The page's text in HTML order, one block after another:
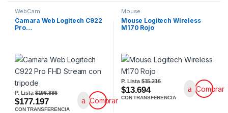
WebCam
Camara Web Logitech C922
Pro…
P. Lista$196.886
$177.197
CON TRANSFERENCIA
Comprar
Mouse
Mouse Logitech Wireless
M170 Rojo
P. Lista$15.216
$13.694
CON TRANSFERENCIA
Comprar